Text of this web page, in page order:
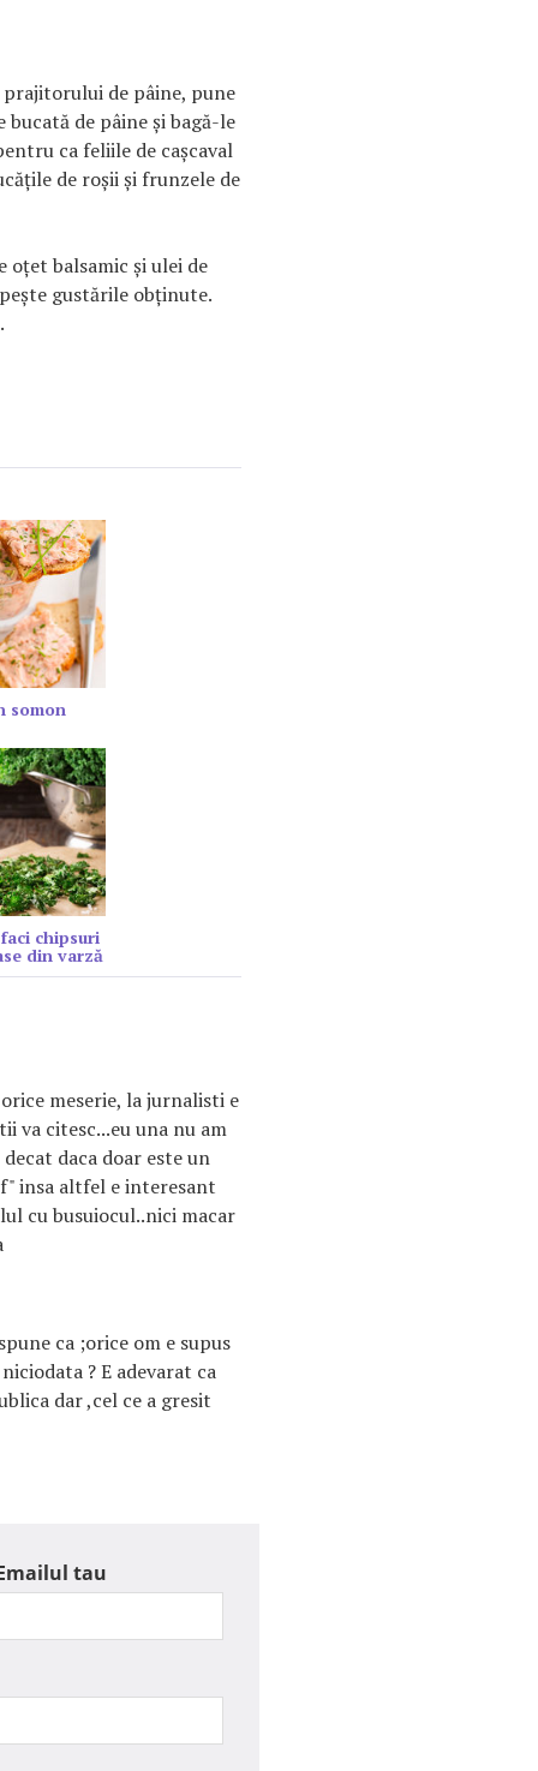
de pâine, pune
bucată de pâine şi bagă-le
ca feliile de caşcaval
de roşii şi frunzele de
balsamic şi ulei de
gustările obţinute.
somon
chipsuri
din varză
meserie, la jurnalisti e
va citesc...eu una nu am
daca doar este un
insa altfel e interesant
cu busuiocul..nici macar
ca ;orice om e supus
? E adevarat ca
dar ,cel ce a gresit
tau